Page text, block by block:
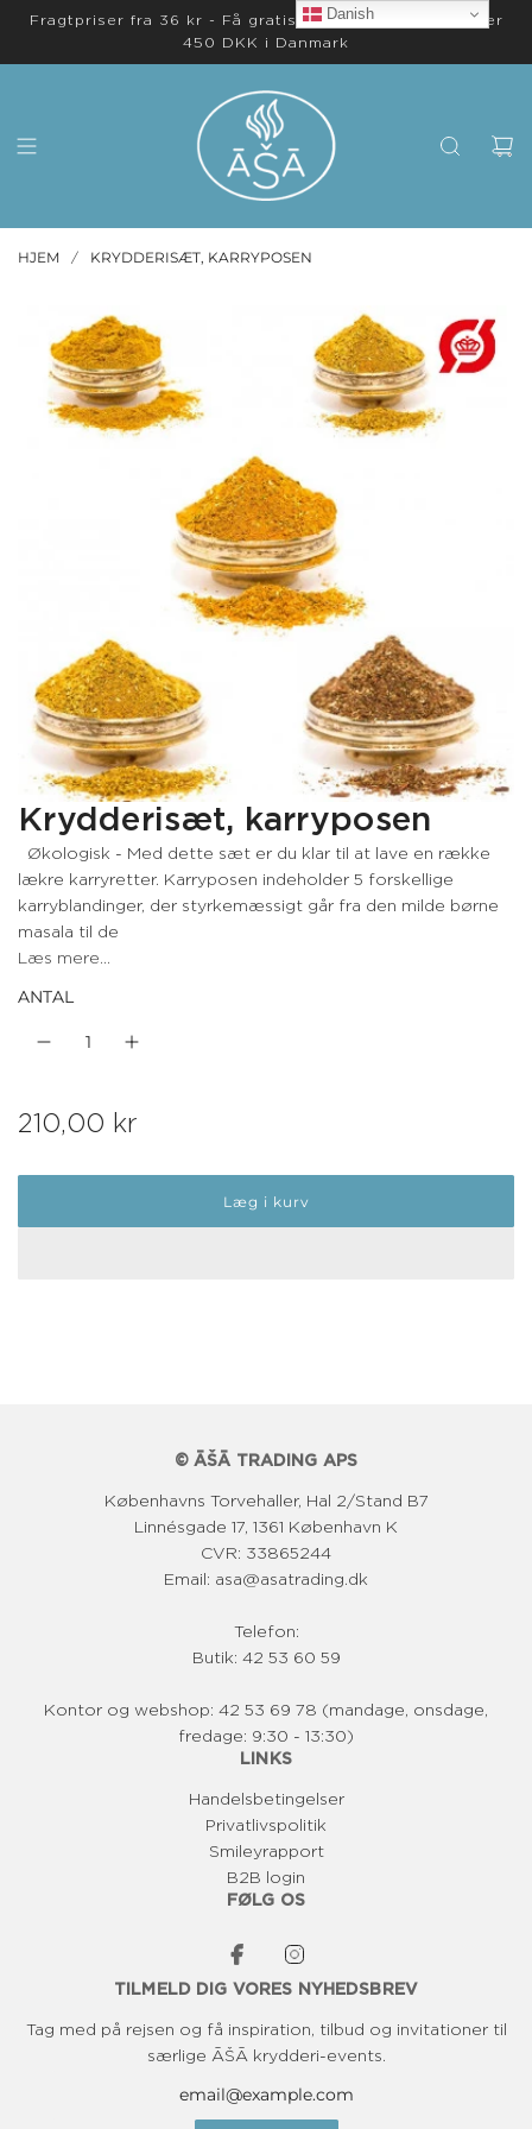
Fragtpriser fra 36 kr - Få gratis levering på ordrer over
450 DKK i Danmark
HJEM / KRYDDERISÆT, KARRYPOSEN
Krydderisæt, karryposen
Økologisk - Med dette sæt er du klar til at lave en række
lækre karryretter. Karryposen indeholder 5 forskellige
karryblandinger, der styrkemæssigt går fra den milde børne
masala til de
Læs mere...
ANTAL
N
210,00 kr
Læg i kurv
© ĀŠĀ TRADING APS
Københavns Torvehaller, Hal 2/Stand B7
Linnésgade 17, 1361 København K
CVR: 33865244
Email: asa@asatrading.dk
Telefon:
Butik: 42 53 60 59
Kontor og webshop: 42 53 69 78 (mandage, onsdage,
fredage: 9:30 - 13:30)
LINKS
Handelsbetingelser
Privatlivspolitik
Smileyrapport
B2B login
FØLG OS
TILMELD DIG VORES NYHEDSBREV
Tag med på rejsen og få inspiration, tilbud og invitationer til
særlige ĀŠĀ krydderi-events.
Danish